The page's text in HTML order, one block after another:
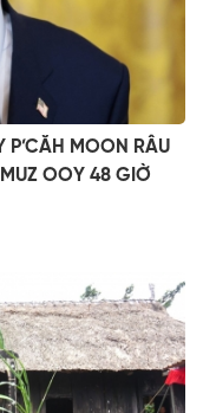
P’CĂH MOON RÂU
OOY 48 GIỜ